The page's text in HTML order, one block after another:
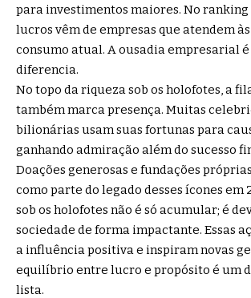
para investimentos maiores. No ranking
lucros vêm de empresas que atendem
consumo atual. A ousadia empresarial é
diferencia.
No topo da riqueza sob os holofotes, a
também marca presença. Muitas
bilionárias usam suas fortunas para
ganhando admiração além do sucesso
Doações generosas e fundações
como parte do legado desses ícones em
sob os holofotes não é só acumular; é
sociedade de forma impactante. Essas
a influência positiva e inspiram novas
equilíbrio entre lucro e propósito é um
lista.